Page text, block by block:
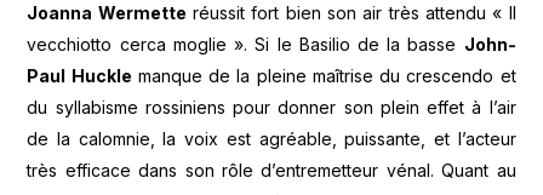
Joanna Wermette réussit fort bien son air très attendu « Il
vecchiotto cerca moglie ». Si le Basilio de la basse John-
Paul Huckle manque de la pleine maîtrise du crescendo et
du syllabisme rossiniens pour donner son plein effet à l’air
de la calomnie, la voix est agréable, puissante, et l’acteur
très efficace dans son rôle d’entremetteur vénal. Quant au